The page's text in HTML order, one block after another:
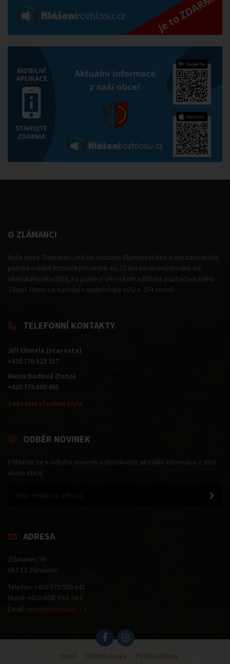
O ZLÁMANCI
Naše obec Zlámanec, leží na soutoku Zlámaneckého a Neradovského
potoka v údolí Vizovických vrchů asi 15 km severovýchodně od
Uherského Hradiště, na pomezí Uherskohradišťska a Luhačovického
Zálesí. Obec se nachází v nadmořské výšce 254 metrů.
TELEFONNÍ KONTAKTY
Jiří Chmela (starosta)
+420 776 823 317
Alena Dudová (foto)
+420 774 800 465
Zobrazit všechna čísla
ODBĚR NOVINEK
Přihlašte se k odběru novinek a dostávejte aktuální informace z dění
okolo obce.
ADRESA
Zlámanec 95
687 12 Zlámanec
Telefon: +420 572 580 641
Mobil: +420 608 955 561
Email: obec@zlamanec.cz
Domů Úřední deska Portál občana